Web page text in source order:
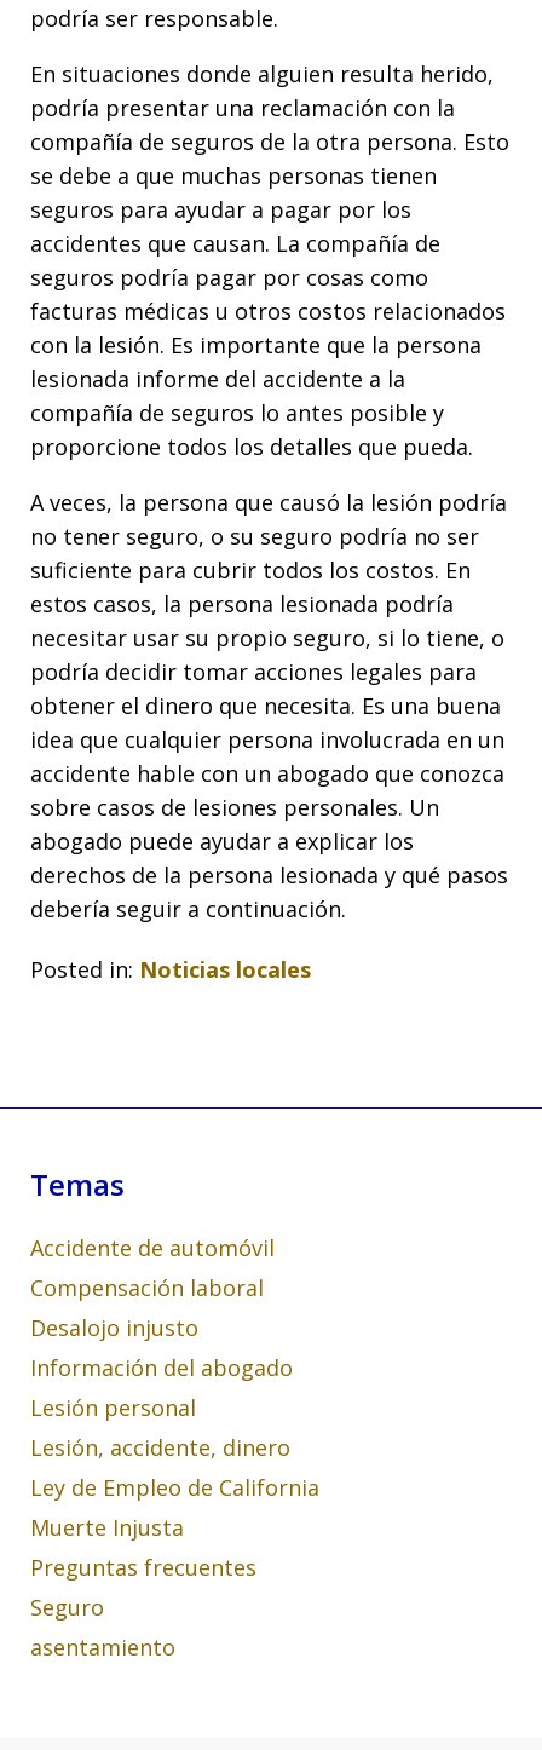
podría ser responsable.
En situaciones donde alguien resulta herido,
podría presentar una reclamación con la
compañía de seguros de la otra persona. Esto
se debe a que muchas personas tienen
seguros para ayudar a pagar por los
accidentes que causan. La compañía de
seguros podría pagar por cosas como
facturas médicas u otros costos relacionados
con la lesión. Es importante que la persona
lesionada informe del accidente a la
compañía de seguros lo antes posible y
proporcione todos los detalles que pueda.
A veces, la persona que causó la lesión podría
no tener seguro, o su seguro podría no ser
suficiente para cubrir todos los costos. En
estos casos, la persona lesionada podría
necesitar usar su propio seguro, si lo tiene, o
podría decidir tomar acciones legales para
obtener el dinero que necesita. Es una buena
idea que cualquier persona involucrada en un
accidente hable con un abogado que conozca
sobre casos de lesiones personales. Un
abogado puede ayudar a explicar los
derechos de la persona lesionada y qué pasos
debería seguir a continuación.
Posted in: Noticias locales
Temas
Accidente de automóvil
Compensación laboral
Desalojo injusto
Información del abogado
Lesión personal
Lesión, accidente, dinero
Ley de Empleo de California
Muerte Injusta
Preguntas frecuentes
Seguro
asentamiento